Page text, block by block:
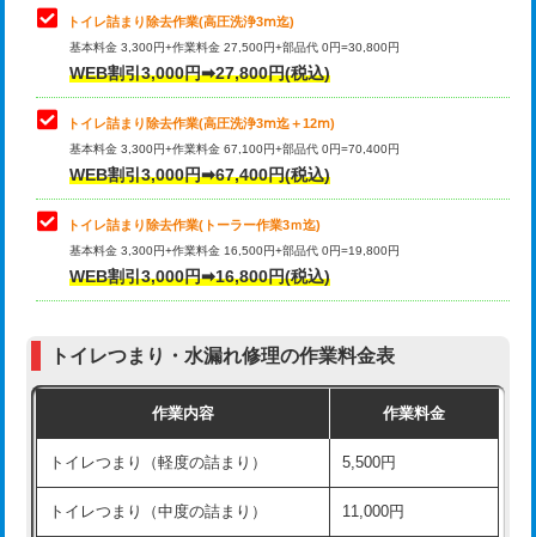
トイレ詰まり除去作業(高圧洗浄3ⅿ迄)
基本料金 3,300円+作業料金 27,500円+部品代 0円=30,800円
WEB割引3,000円➡27,800円(税込)
トイレ詰まり除去作業(高圧洗浄3ⅿ迄＋12ⅿ)
基本料金 3,300円+作業料金 67,100円+部品代 0円=70,400円
WEB割引3,000円➡67,400円(税込)
トイレ詰まり除去作業(トーラー作業3ｍ迄)
基本料金 3,300円+作業料金 16,500円+部品代 0円=19,800円
WEB割引3,000円➡16,800円(税込)
トイレつまり・水漏れ修理の作業料金表
作業内容 作業料金
トイレつまり（軽度の詰まり） 5,500円
トイレつまり（中度の詰まり） 11,000円